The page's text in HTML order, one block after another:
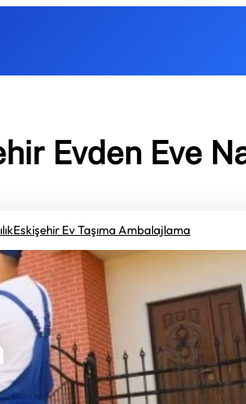
Evden Eve
Eskişehir Ev Taşıma Ambalajlama